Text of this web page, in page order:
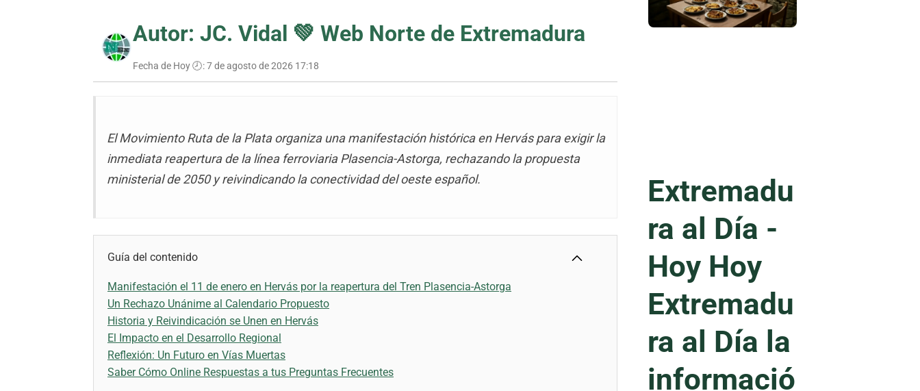
Autor: JC. Vidal 💚 Web Norte de Extremadura
Fecha de Hoy 🕗:7 de agosto de 2026 17:18
El Movimiento Ruta de la Plata organiza una manifestación histórica en Hervás para exigir la
inmediata reapertura de la línea ferroviaria Plasencia-Astorga, rechazando la propuesta
ministerial de 2050 y reivindicando la conectividad del oeste español.
Guía del contenido
Manifestación el 11 de enero en Hervás por la reapertura del Tren Plasencia-Astorga
Un Rechazo Unánime al Calendario Propuesto
Historia y Reivindicación se Unen en Hervás
El Impacto en el Desarrollo Regional
Reflexión: Un Futuro en Vías Muertas
Saber Cómo Online Respuestas a tus Preguntas Frecuentes
Extremadu
ra al Día -
Hoy Hoy
Extremadu
ra al Día la
informació